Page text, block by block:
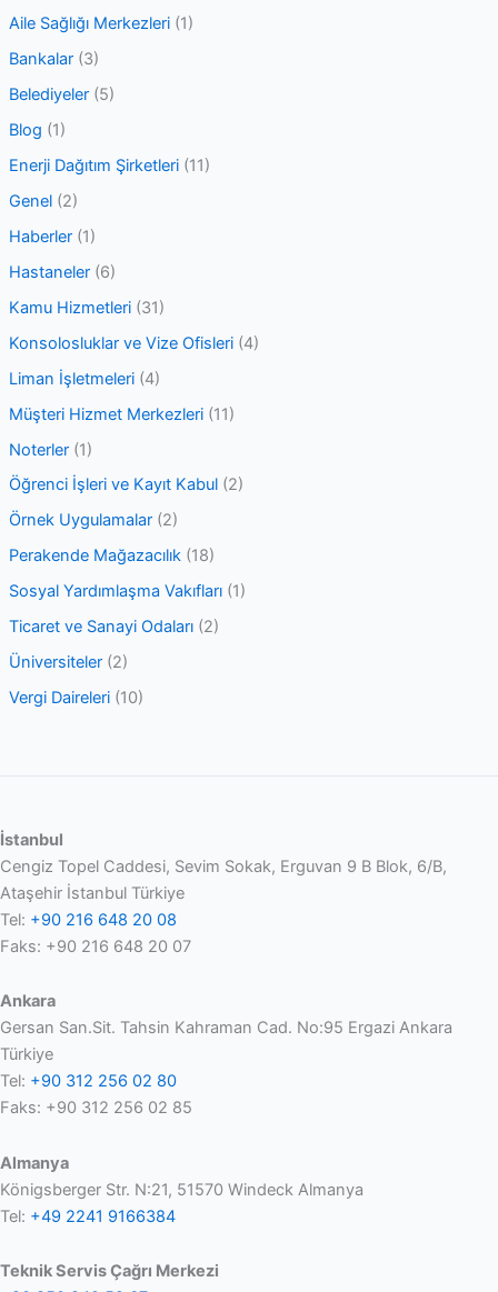
h
Aile Sağlığı Merkezleri(1)
Bankalar(3)
Belediyeler(5)
Blog (1)
Enerji Dağıtım Şirketleri(11)
Genel(2)
Haberler(1)
Hastaneler(6)
Kamu Hizmetleri(31)
Konsolosluklar ve Vize Ofisleri(4)
Liman İşletmeleri(4)
Müşteri Hizmet Merkezleri(11)
Noterler(1)
Öğrenci İşleri ve Kayıt Kabul(2)
Örnek Uygulamalar(2)
Perakende Mağazacılık(18)
Sosyal Yardımlaşma Vakıfları(1)
Ticaret ve Sanayi Odaları(2)
Üniversiteler(2)
Vergi Daireleri(10)
İstanbul
Cengiz Topel Caddesi, Sevim Sokak, Erguvan 9 B Blok, 6/B,
Ataşehir İstanbul Türkiye
Tel: +90 216 648 20 08
Faks: +90 216 648 20 07
Ankara
Gersan San.Sit. Tahsin Kahraman Cad. No:95 Ergazi Ankara
Türkiye
Tel: +90 312 256 02 80
Faks: +90 312 256 02 85
Almanya
Königsberger Str. N:21, 51570 Windeck Almanya
Tel: +49 2241 9166384
Teknik Servis Çağrı Merkezi